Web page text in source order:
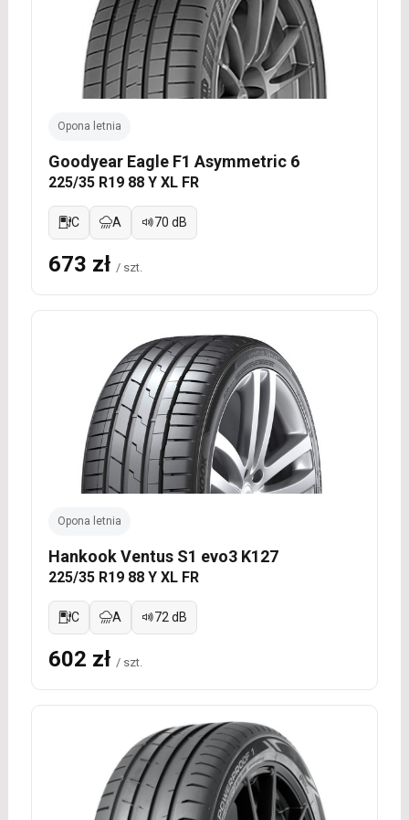
Opona letnia
Goodyear Eagle F1 Asymmetric 6
225/35 R19 88 Y XL FR
C A 70 dB
673 zł / szt.
Opona letnia
Hankook Ventus S1 evo3 K127
225/35 R19 88 Y XL FR
C A 72 dB
602 zł / szt.